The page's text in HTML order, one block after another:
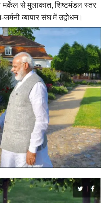
मर्केल से मुलाकात,शिष्टमंडल स्तर
जर्मनी व्यापार संघ में उद्बोधन।